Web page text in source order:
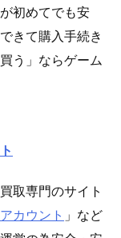
初めてでも安
きて購入手続き
う」ならゲーム
取専門のサイト
カウント 」など